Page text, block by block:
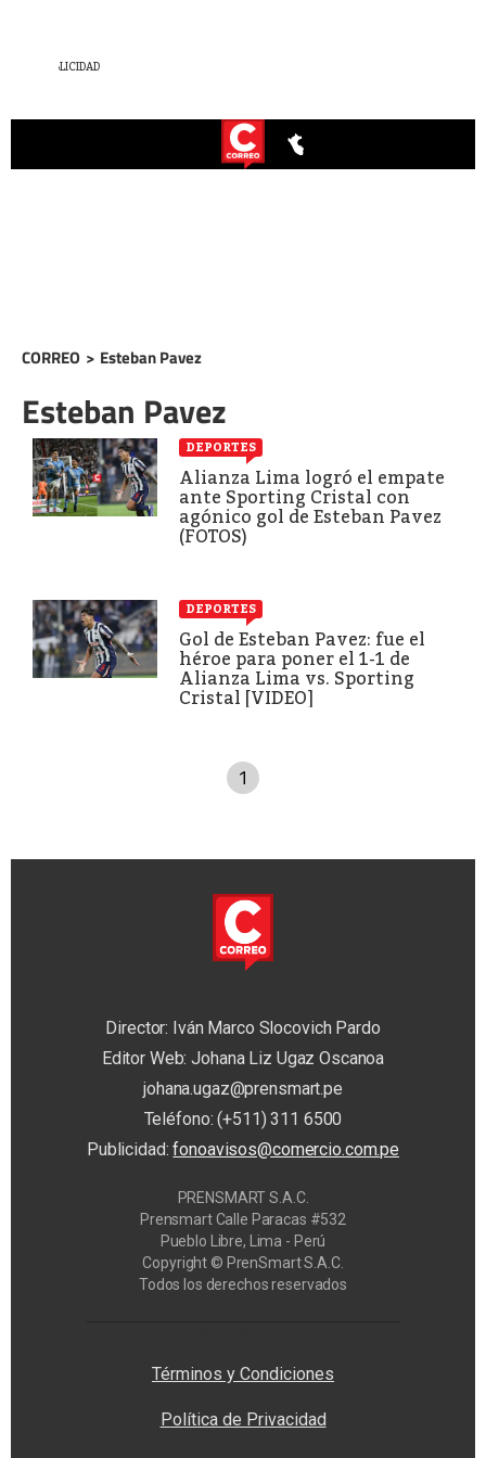
CORREO > Esteban Pavez
Esteban Pavez
DEPORTES
Alianza Lima logró el empate
ante Sporting Cristal con
agónico gol de Esteban Pavez
(FOTOS)
DEPORTES
Gol de Esteban Pavez: fue el
héroe para poner el 1-1 de
Alianza Lima vs. Sporting
Cristal [VIDEO]
1
Director: Iván Marco Slocovich Pardo
Editor Web: Johana Liz Ugaz Oscanoa
johana.ugaz@prensmart.pe
Teléfono: (+511) 311 6500
Publicidad:fonoavisos@comercio.com.pe
PRENSMART S.A.C.
Prensmart Calle Paracas #532
Pueblo Libre, Lima - Perú
Copyright © PrenSmart S.A.C.
Todos los derechos reservados
Términos y Condiciones
Política de Privacidad